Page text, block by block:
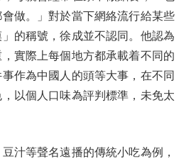
做。」對於當下網絡流行給某些
的稱號，徐成並不認同。他認為
，實際上每個地方都承載着不同的
作為中國人的頭等大事，在不同
以個人口味為評判標準，未免太
等聲名遠播的傳統小吃為例，